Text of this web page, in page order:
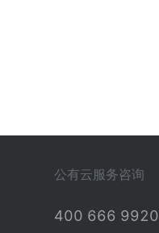
公有云服务咨询
400 666 9920